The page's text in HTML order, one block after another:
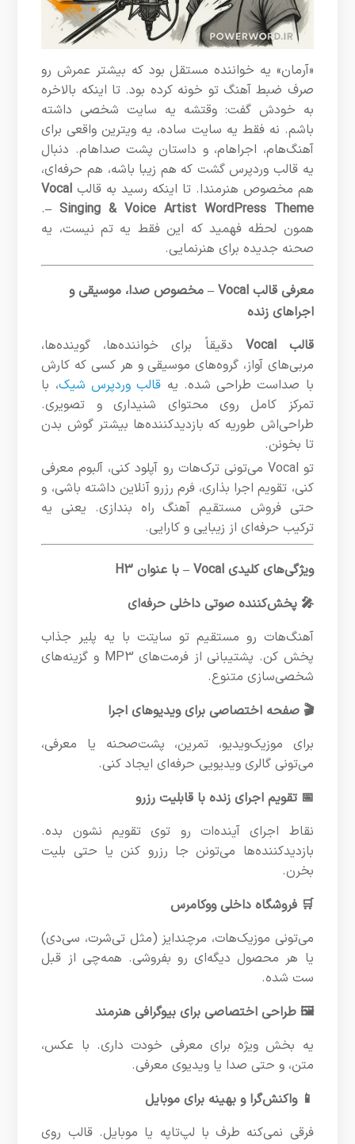
«آرمان» یه خواننده مستقل بود که بیشتر عمرش رو
صرف ضبط آهنگ تو خونه کرده بود. تا اینکه بالاخره
به خودش گفت: وقتشه یه سایت شخصی داشته
باشم. نه فقط یه سایت ساده، یه ویترین واقعی برای
آهنگ‌هام، اجراهام، و داستان پشت صداهام. دنبال
یه قالب وردپرس گشت که هم زیبا باشه، هم حرفه‌ای،
هم مخصوص هنرمندا. تا اینکه رسید به قالب Vocal
– Singing & Voice Artist WordPress Theme
.
همون لحظه فهمید که این فقط یه تم نیست، یه
صحنه جدیده برای هنرنمایی.
معرفی قالب Vocal – مخصوص صدا، موسیقی و
اجراهای زنده
قالب Vocal
دقیقاً برای خواننده‌ها، گوینده‌ها،
مربی‌های آواز، گروه‌های موسیقی و هر کسی که کارش
با صداست طراحی شده. یه قالب وردپرس شیک، با
تمرکز کامل روی محتوای شنیداری و تصویری.
طراحی‌اش طوریه که بازدیدکننده‌ها بیشتر گوش بدن
تا بخونن.
تو Vocal می‌تونی ترک‌هات رو آپلود کنی، آلبوم معرفی
کنی، تقویم اجرا بذاری، فرم رزرو آنلاین داشته باشی، و
حتی فروش مستقیم آهنگ راه بندازی. یعنی یه
ترکیب حرفه‌ای از زیبایی و کارایی.
ویژگی‌های کلیدی Vocal – با عنوان H3
🎤 پخش‌کننده صوتی داخلی حرفه‌ای
آهنگ‌هات رو مستقیم تو سایتت با یه پلیر جذاب
پخش کن. پشتیبانی از فرمت‌های MP3 و گزینه‌های
شخصی‌سازی متنوع.
🎬 صفحه اختصاصی برای ویدیوهای اجرا
برای موزیک‌ویدیو، تمرین، پشت‌صحنه یا معرفی،
می‌تونی گالری ویدیویی حرفه‌ای ایجاد کنی.
📅 تقویم اجرای زنده با قابلیت رزرو
نقاط اجرای آینده‌ات رو توی تقویم نشون بده.
بازدیدکننده‌ها می‌تونن جا رزرو کنن یا حتی بلیت
بخرن.
🛒 فروشگاه داخلی ووکامرس
می‌تونی موزیک‌هات، مرچندایز (مثل تی‌شرت، سی‌دی)
یا هر محصول دیگه‌ای رو بفروشی. همه‌چی از قبل
ست شده.
🖼️ طراحی اختصاصی برای بیوگرافی هنرمند
یه بخش ویژه برای معرفی خودت داری. با عکس،
متن، و حتی صدا یا ویدیوی معرفی.
📱 واکنش‌گرا و بهینه برای موبایل
فرقی نمی‌کنه طرف با لپ‌تاپه یا موبایل. قالب روی